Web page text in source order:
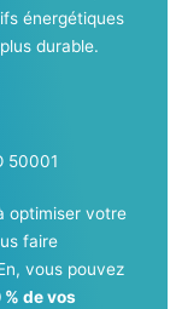
énergétiques
durable.
50001
optimiser votre
faire
vous pouvez
de vos